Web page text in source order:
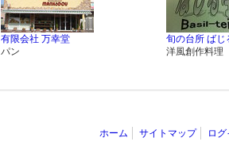
有限会社 万幸堂
パン
旬の台所 ばじ
洋風創作料理
ホーム サイトマップ ログ